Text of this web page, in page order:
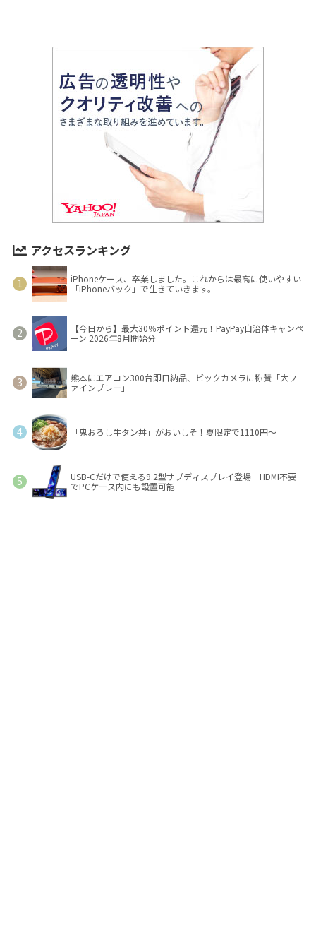
アクセスランキング
iPhoneケース、卒業しました。これからは最高に使いやすい
「iPhoneバック」で生きていきます。
【今日から】最大30％ポイント還元！PayPay自治体キャンペ
ーン 2026年8月開始分
熊本にエアコン300台即日納品、ビックカメラに称賛「大フ
ァインプレー」
「鬼おろし牛タン丼」がおいしそ！夏限定で1110円～
USB-Cだけで使える9.2型サブディスプレイ登場 HDMI不要
でPCケース内にも設置可能